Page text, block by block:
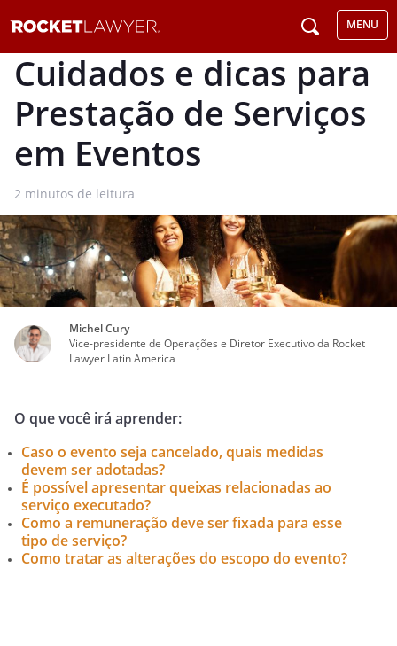
MENU
Cuidados e dicas para
Prestação de Serviços
em Eventos
2 minutos de leitura
Michel Cury
Vice-presidente de Operações e Diretor Executivo da Rocket
Lawyer Latin America
O que você irá aprender:
Caso o evento seja cancelado, quais medidas
devem ser adotadas?
É possível apresentar queixas relacionadas ao
serviço executado?
Como a remuneração deve ser fixada para esse
tipo de serviço?
Como tratar as alterações do escopo do evento?